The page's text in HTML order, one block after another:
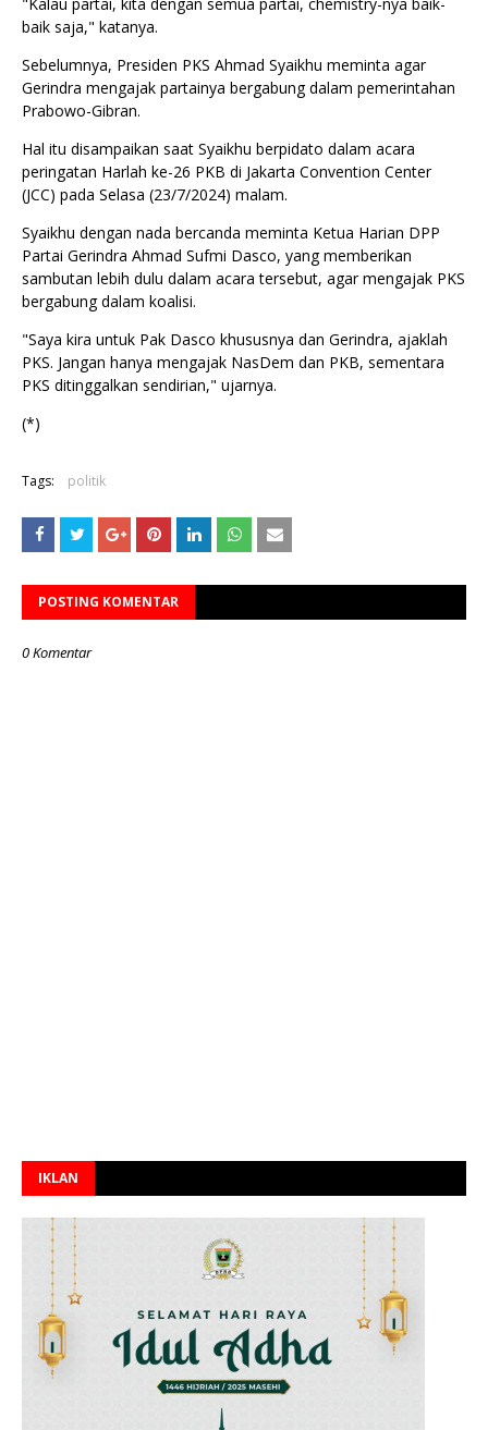
"Kalau partai, kita dengan semua partai, chemistry-nya baik-
baik saja," katanya.
Sebelumnya, Presiden PKS Ahmad Syaikhu meminta agar
Gerindra mengajak partainya bergabung dalam pemerintahan
Prabowo-Gibran.
Hal itu disampaikan saat Syaikhu berpidato dalam acara
peringatan Harlah ke-26 PKB di Jakarta Convention Center
(JCC) pada Selasa (23/7/2024) malam.
Syaikhu dengan nada bercanda meminta Ketua Harian DPP
Partai Gerindra Ahmad Sufmi Dasco, yang memberikan
sambutan lebih dulu dalam acara tersebut, agar mengajak PKS
bergabung dalam koalisi.
"Saya kira untuk Pak Dasco khususnya dan Gerindra, ajaklah
PKS. Jangan hanya mengajak NasDem dan PKB, sementara
PKS ditinggalkan sendirian," ujarnya.
(*)
Tags: politik
POSTING KOMENTAR
0 Komentar
IKLAN